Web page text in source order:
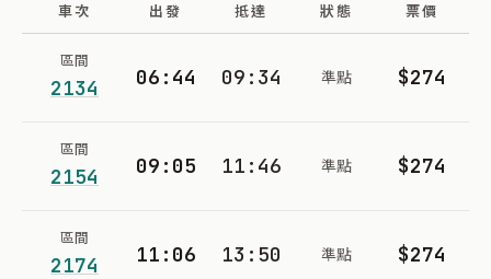
車次 出發 抵達 狀態 票價
區間
2134 06:44 09:34 準點 $274
區間
2154 09:05 11:46 準點 $274
區間
2174 11:06 13:50 準點 $274